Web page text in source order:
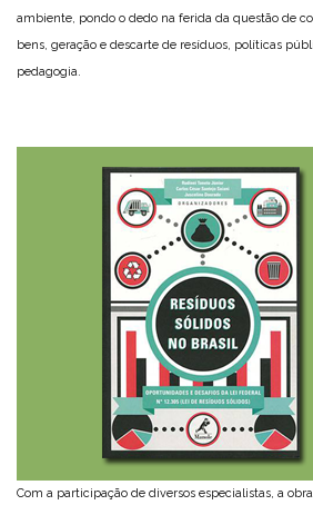
ambiente, pondo o dedo na ferida da questão de
bens, geração e descarte de resíduos, políticas
pedagogia.
Com a participação de diversos especialistas, a